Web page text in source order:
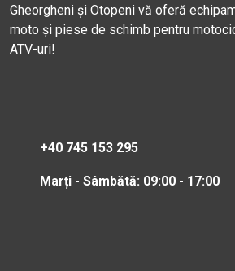
Gheorgheni și Otopeni vă oferă
moto și piese de schimb pentru
ATV-uri!
+40 745 153 295
Marți - Sâmbătă: 09:00 - 17:00